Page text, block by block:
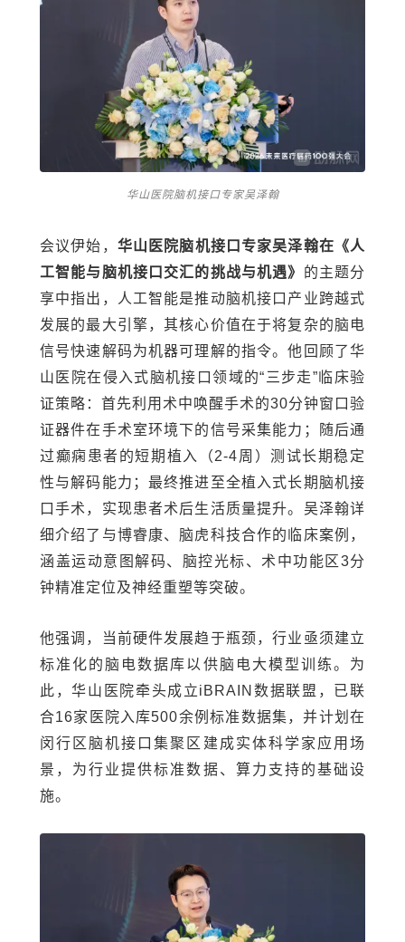
华山医院脑机接口专家吴泽翰
会议伊始， 华山医院脑机接口专家吴泽翰在《人
工智能与脑机接口交汇的挑战与机遇》 的主题分
享中指出，人工智能是推动脑机接口产业跨越式
发展的最大引擎，其核心价值在于将复杂的脑电
信号快速解码为机器可理解的指令。他回顾了华
山医院在侵入式脑机接口领域的“三步走”临床验
证策略：首先利用术中唤醒手术的30分钟窗口验
证器件在手术室环境下的信号采集能力；随后通
过癫痫患者的短期植入（2-4周）测试长期稳定
性与解码能力；最终推进至全植入式长期脑机接
口手术，实现患者术后生活质量提升。吴泽翰详
细介绍了与博睿康、脑虎科技合作的临床案例，
涵盖运动意图解码、脑控光标、术中功能区3分
钟精准定位及神经重塑等突破。
他强调，当前硬件发展趋于瓶颈，行业亟须建立
标准化的脑电数据库以供脑电大模型训练。为
此，华山医院牵头成立iBRAIN数据联盟，已联
合16家医院入库500余例标准数据集，并计划在
闵行区脑机接口集聚区建成实体科学家应用场
景，为行业提供标准数据、算力支持的基础设
施。